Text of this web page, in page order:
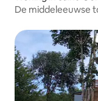
De middeleeuwse